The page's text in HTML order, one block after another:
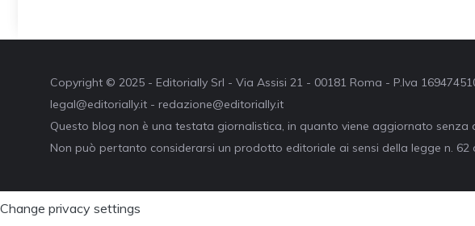
Copyright © 2025 - Editorially Srl - Via Assisi 21 - 00181 Roma - P.Iva
legal@editorially.it - redazione@editorially.it
Questo blog non è una testata giornalistica, in quanto viene aggiornato senza
Non può pertanto considerarsi un prodotto editoriale ai sensi della legge n. 62
Change privacy settings